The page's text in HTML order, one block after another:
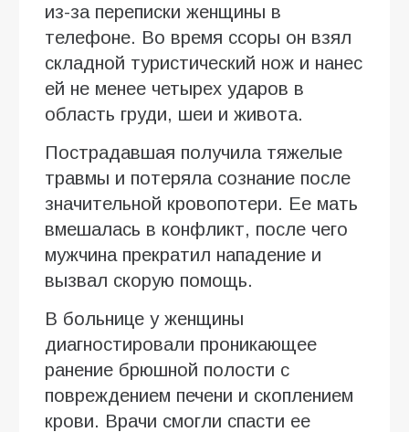
из-за переписки женщины в
телефоне. Во время ссоры он взял
складной туристический нож и нанес
ей не менее четырех ударов в
область груди, шеи и живота.
Пострадавшая получила тяжелые
травмы и потеряла сознание после
значительной кровопотери. Ее мать
вмешалась в конфликт, после чего
мужчина прекратил нападение и
вызвал скорую помощь.
В больнице у женщины
диагностировали проникающее
ранение брюшной полости с
повреждением печени и скоплением
крови. Врачи смогли спасти ее